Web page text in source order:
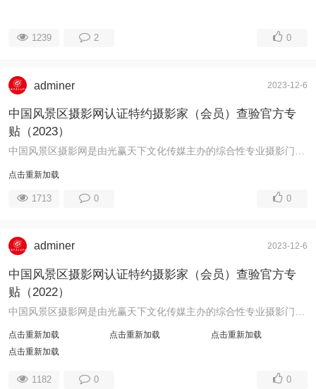
1239 2 0
adminer 2023-12-6
中国风景区摄影网认证特约摄影家（会员）查验官方专
贴（2023）
中国风景区摄影网是由光赢天下文化传媒主办的综合性专业摄影门户网站，工信部备案号：鲁ICP备13006666号。为繁荣摄影艺术创作，满足摄影者个性化需求， ...
点击重新加载
1713 0 0
adminer 2023-12-6
中国风景区摄影网认证特约摄影家（会员）查验官方专
贴（2022）
点击重新加载 点击重新加载
点击重新加载
点击重新加载
1182 0 0